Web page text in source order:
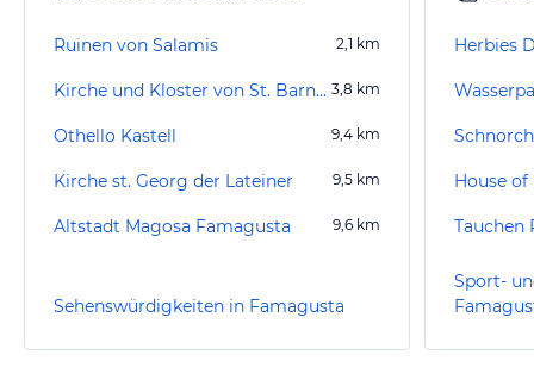
Ruinen von Salamis 2,1 km
Kirche und Kloster von St. Barnabas 3,8 km
Othello Kastell 9,4 km
Kirche st. Georg der Lateiner 9,5 km
Altstadt Magosa Famagusta 9,6 km
Sehenswürdigkeiten in Famagusta
Herbies
House
Tauchen
Sport-